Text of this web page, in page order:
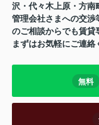
沢・代々木上原・方南
管理会社さまへの交渉
のご相談からでも賃貸
まずはお気軽にご連
無料